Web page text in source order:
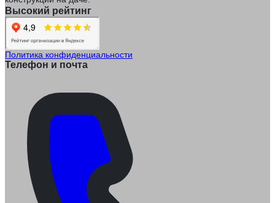
Высокий рейтинг
Политика конфиденциальности
Телефон и почта